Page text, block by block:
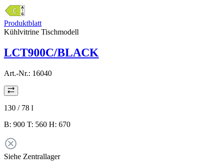
Produktblatt
Kühlvitrine Tischmodell
LCT900C/BLACK
Art.-Nr.: 16040
130 / 78 l
B: 900 T: 560 H: 670
Siehe Zentrallager